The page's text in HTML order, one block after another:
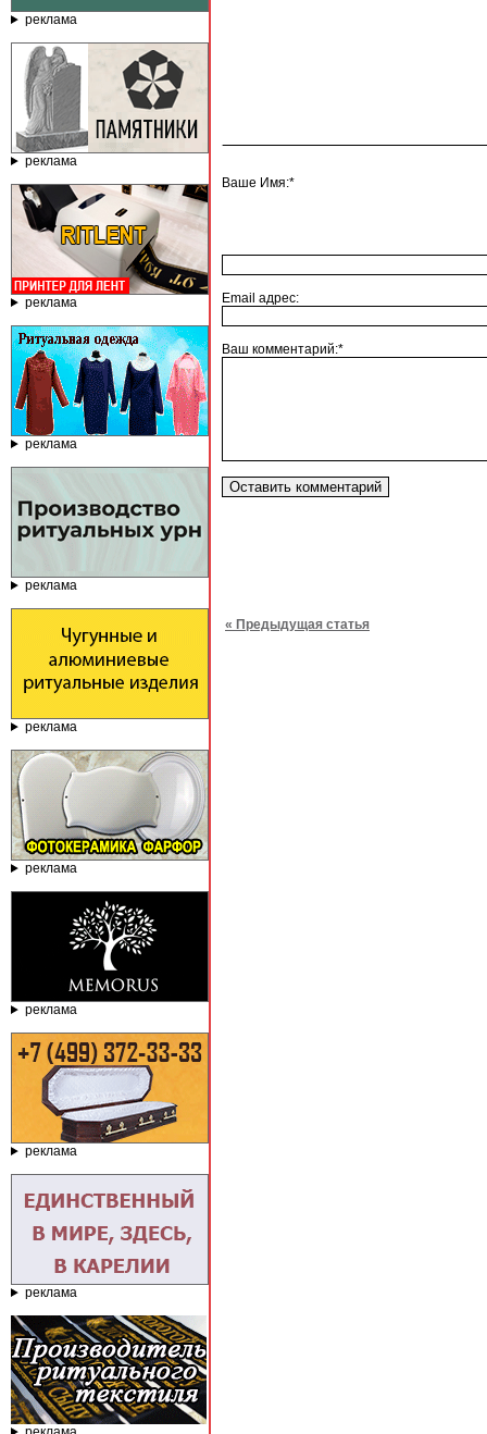
реклама
реклама
реклама
реклама
реклама
реклама
реклама
реклама
реклама
реклама
Ваше Имя:*
Email адрес:
Ваш комментарий:*
« Предыдущая статья